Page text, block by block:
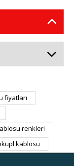
fiyatları
renkleri
kablosu